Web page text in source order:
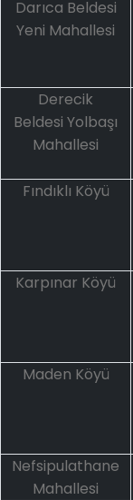
Darıca Beldesi
Yeni Mahallesi
Derecik
Beldesi Yolbaşı
Mahallesi
Fındıklı Köyü
Karpınar Köyü
Maden Köyü
Nefsipulathane
Mahallesi